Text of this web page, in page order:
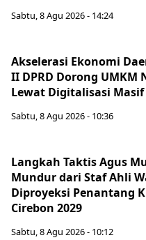
Sabtu, 8 Agu 2026 - 14:24
Akselerasi Ekonomi
II DPRD Dorong UMKM
Lewat Digitalisasi Masif
Sabtu, 8 Agu 2026 - 10:36
Langkah Taktis Agus
Mundur dari Staf Ahli
Diproyeksi Penantang
Cirebon 2029
Sabtu, 8 Agu 2026 - 10:12